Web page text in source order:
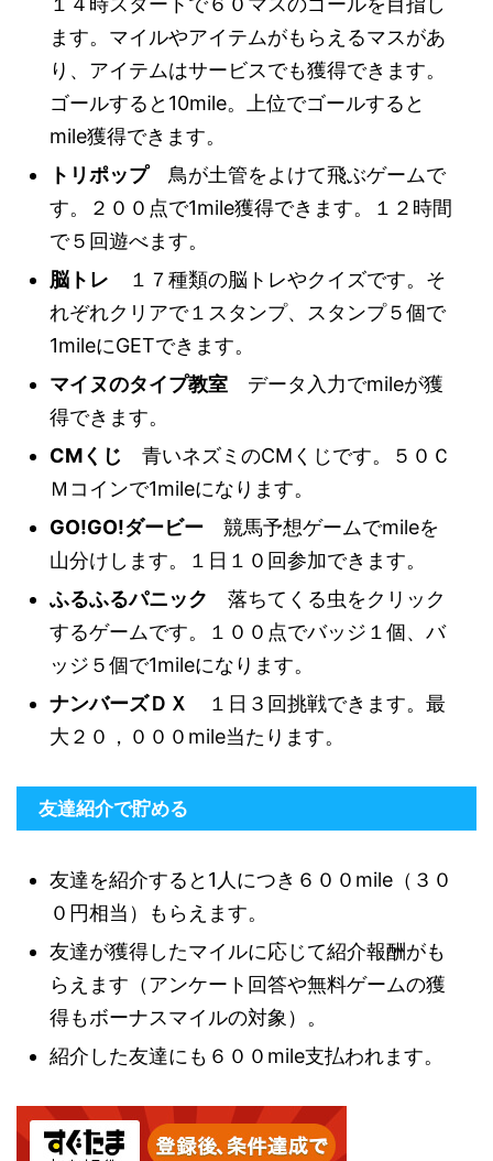
ます。マイルやアイテムがもらえるマスがあ
り、アイテムはサービスでも獲得できます。
ゴールすると10mile。上位でゴールすると
mile獲得できます。
トリポップ鳥が土管をよけて飛ぶゲームで
す。２００点で1mile獲得できます。１２時間
で５回遊べます。
脳トレ １７種類の脳トレやクイズです。そ
れぞれクリアで１スタンプ、スタンプ５個で
1mileにGETできます。
マイヌのタイプ教室 データ入力でmileが獲
得できます。
CMくじ 青いネズミのCMくじです。５０Ｃ
Ｍコインで1mileになります。
GO!GO!ダービー 競馬予想ゲームでmileを
山分けします。１日１０回参加できます。
ふるふるパニック 落ちてくる虫をクリック
するゲームです。１００点でバッジ１個、バ
ッジ５個で1mileになります。
ナンバーズＤＸ
１日３回挑戦できます。最
大２０，０００mile当たります。
友達紹介で貯める
友達を紹介すると1人につき６００mile（３０
０円相当）もらえます。
友達が獲得したマイルに応じて紹介報酬がも
らえます（アンケート回答や無料ゲームの獲
得もボーナスマイルの対象）。
紹介した友達にも６００mile支払われます。